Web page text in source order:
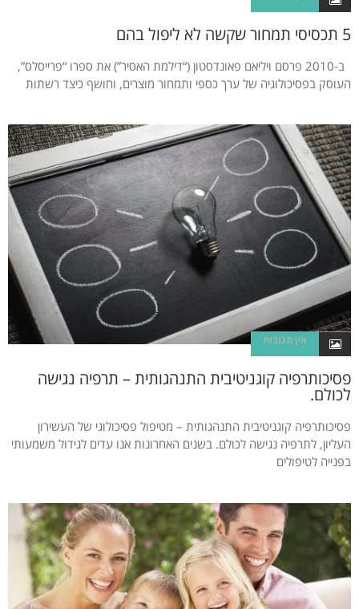
5 תכסיסי תמחור שקשה לא ליפול בהם
ב-2010 פרסם ויליאם פאונדסטון (“דילמת האסיר”) את ספרו “פרייסלס”,
העוסק בפסיכולוגיה של ערך כספי ותמחור מוצרים, וחושף כיצד רשתות
אין תגובות
פסיכותרפיה קוגניטיבית התנהגותית – תרפיה נגישה
לכולם.
פסיכותרפיה קוגניטיבית התנהגותית – מטיפול פסיכולוגי של העשירון
העליון, לתרפיה נגישה לכולם. בשנים האחרונות אנו עדים לגידול משמעותי
בפנייה לטיפולים